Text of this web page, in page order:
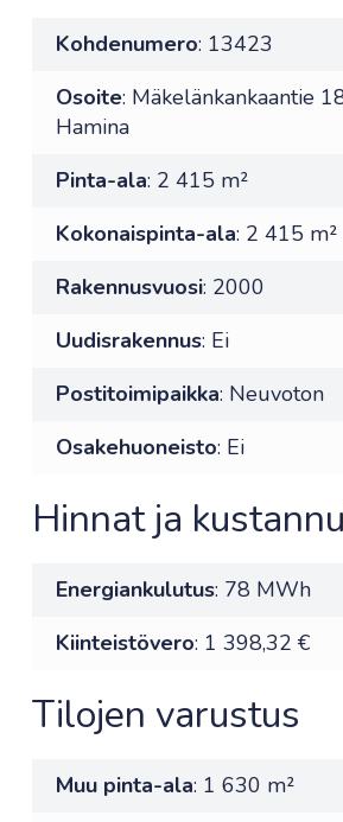
Kohdenumero: 13423
Osoite: Mäkelänkankaantie
Hamina
Pinta-ala: 2 415 m²
Kokonaispinta-ala: 2 415 m²
Rakennusvuosi: 2000
Uudisrakennus: Ei
Postitoimipaikka: Neuvoton
Osakehuoneisto: Ei
Hinnat ja
Energiankulutus: 78 MWh
Kiinteistövero: 1 398,32 €
Tilojen varustus
Muu pinta-ala: 1 630 m²